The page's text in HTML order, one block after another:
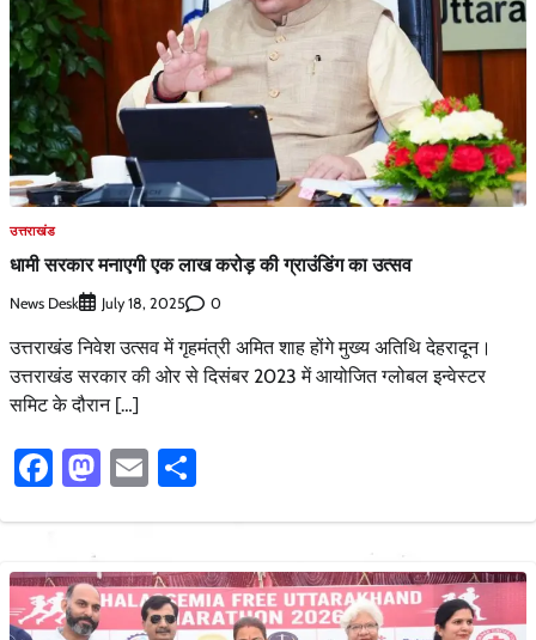
उत्तराखंड
धामी सरकार मनाएगी एक लाख करोड़ की ग्राउंडिंग का उत्सव
News Desk July 18, 2025 0
उत्तराखंड निवेश उत्सव में गृहमंत्री अमित शाह होंगे मुख्य अतिथि देहरादून।
उत्तराखंड सरकार की ओर से दिसंबर 2023 में आयोजित ग्लोबल इन्वेस्टर
समिट के दौरान […]
Facebook
Mastodon
Email